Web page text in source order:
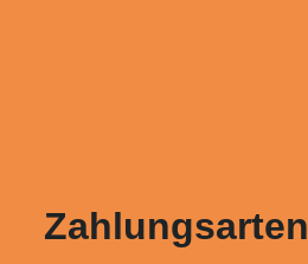
Zahlungsarten